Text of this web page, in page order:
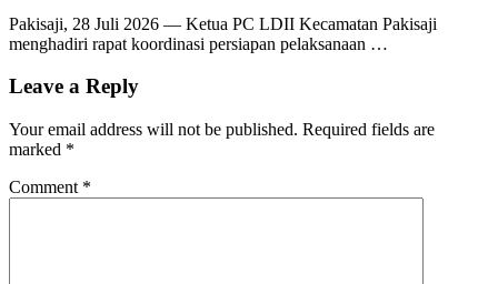
Pakisaji, 28 Juli 2026 — Ketua PC LDII Kecamatan Pakisaji
menghadiri rapat koordinasi persiapan pelaksanaan …
Leave a Reply
Your email address will not be published. Required fields are
marked *
Comment *